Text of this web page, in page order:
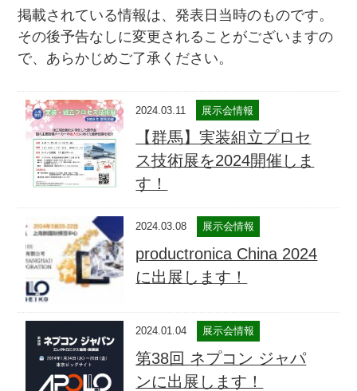
掲載されている情報は、発表日当時のものです。
その後予告なしに変更されることがございますの
で、あらかじめご了承ください。
2024.03.11 展示会情報
【群馬】実装組立プロセ
ス技術展を2024開催しま
す！
2024.03.08 展示会情報
productronica China 2024
に出展します！
2024.01.04 展示会情報
第38回 ネプコン ジャパ
ンに出展します！